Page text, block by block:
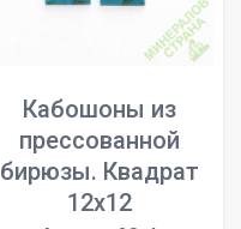
Кабошоны из
прессованной
бирюзы. Квадрат
12x12